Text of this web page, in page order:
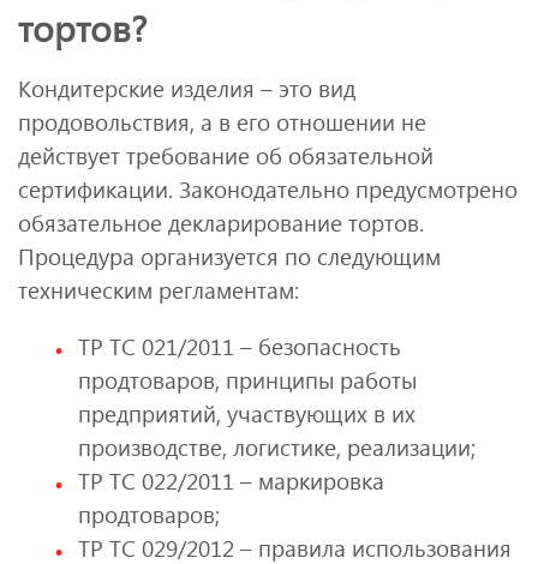
тортов?
Кондитерские изделия – это вид
продовольствия, а в его отношении не
действует требование об обязательной
сертификации. Законодательно предусмотрено
обязательное декларирование тортов.
Процедура организуется по следующим
техническим регламентам:
ТР ТС 021/2011 – безопасность
продтоваров, принципы работы
предприятий, участвующих в их
производстве, логистике, реализации;
ТР ТС 022/2011 – маркировка
продтоваров;
ТР ТС 029/2012 – правила использования